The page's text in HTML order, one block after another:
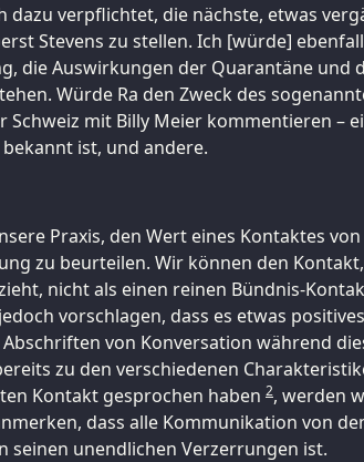
dazu verpflichtet, die nächste, etwas
Stevens zu stellen. Ich [würde]
die Auswirkungen der Quarantäne und
Würde Ra den Zweck des
Schweiz mit Billy Meier kommentieren –
bekannt ist, und andere.
Praxis, den Wert eines Kontaktes von
zu beurteilen. Wir können den
nicht als einen reinen Bündnis-
vorschlagen, dass es etwas
von Konversation während
zu den verschiedenen
Kontakt gesprochen haben 2, werden
dass alle Kommunikation von
seinen unendlichen Verzerrungen ist.